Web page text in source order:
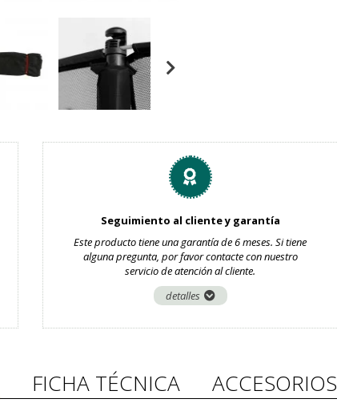
Seguimiento al cliente y garantía
Este producto tiene una garantía de 6 meses. Si tiene
alguna pregunta, por favor contacte con nuestro
servicio de atención al cliente.
detalles
FICHA TÉCNICA ACCESORIOS